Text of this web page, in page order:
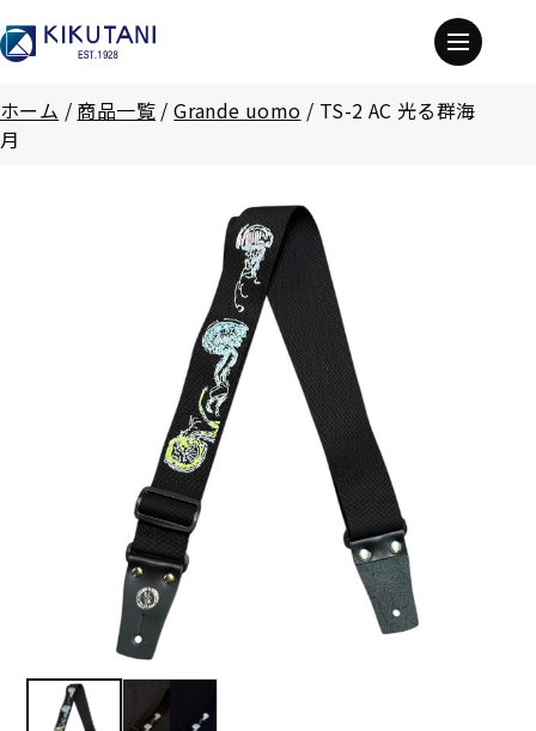
ホーム / 商品一覧 /Grande uomo / TS-2 AC 光る群海
月